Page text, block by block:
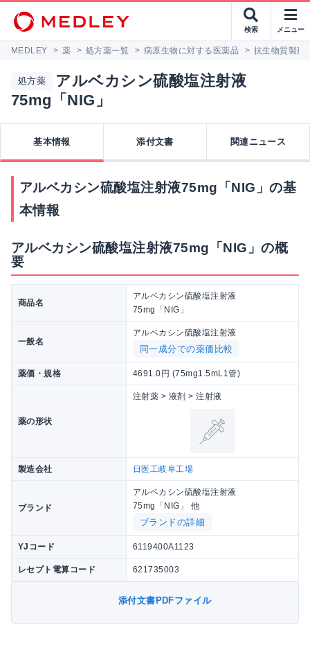
検索 メニュー
MEDLEY > 薬 > 処方薬一覧 > 病原生物に対する医薬品 > 抗生物質製剤
処方薬
アルベカシン硫酸塩注射液
75mg「NIG」
基本情報 添付文書 関連ニュース
アルベカシン硫酸塩注射液75mg「NIG」の基
本情報
アルベカシン硫酸塩注射液75mg「NIG」の概
要
商品名
アルベカシン硫酸塩注射液
75mg「NIG」
一般名
アルベカシン硫酸塩注射液
同一成分での薬価比較
薬価・規格 4691.0円 (75mg1.5mL1管)
薬の形状
注射薬 > 液剤 > 注射液
製造会社 日医工岐阜工場
ブランド
アルベカシン硫酸塩注射液
75mg「NIG」 他
ブランドの詳細
YJコード 6119400A1123
レセプト電算コード 621735003
添付文書PDFファイル